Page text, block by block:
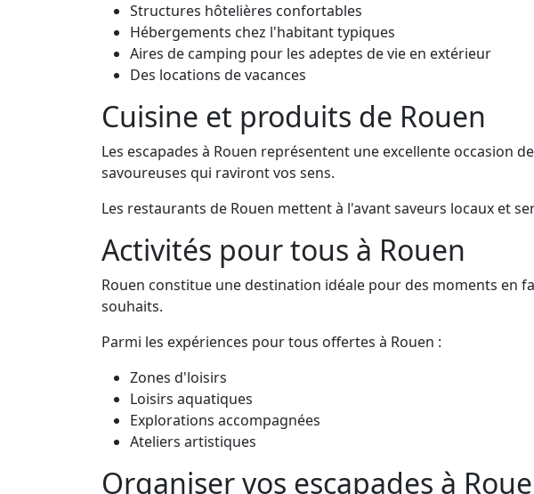
Structures hôtelières confortables
Hébergements chez l'habitant typiques
Aires de camping pour les adeptes de vie en extérieur
Des locations de vacances
Cuisine et produits de Rouen
Les escapades à Rouen représentent une excellente occasion
savoureuses qui raviront vos sens.
Les restaurants de Rouen mettent à l'avant saveurs locaux et
Activités pour tous à Rouen
Rouen constitue une destination idéale pour des moments en
souhaits.
Parmi les expériences pour tous offertes à Rouen :
Zones d'loisirs
Loisirs aquatiques
Explorations accompagnées
Ateliers artistiques
Organiser vos escapades à